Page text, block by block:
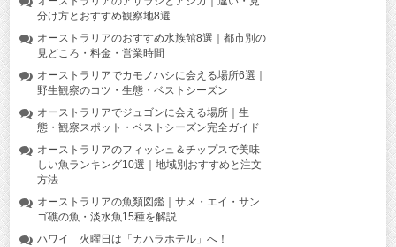
分け方とおすすめ観察地8選
オーストラリアのおすすめ水族館8選｜都市別の
見どころ・料金・営業時間
オーストラリアでカモノハシに会える場所6選｜
野生観察のコツ・生態・ベストシーズン
オーストラリアでジュゴンに会える場所｜生
態・観察スポット・ベストシーズン完全ガイド
オーストラリアのフィッシュ＆チップスで美味
しい魚ランキング10選｜地域別おすすめと注文
方法
オーストラリアの魚類図鑑｜サメ・エイ・サン
ゴ礁の魚・淡水魚15種を解説
ハワイ 火曜日は「カハラホテル」へ！